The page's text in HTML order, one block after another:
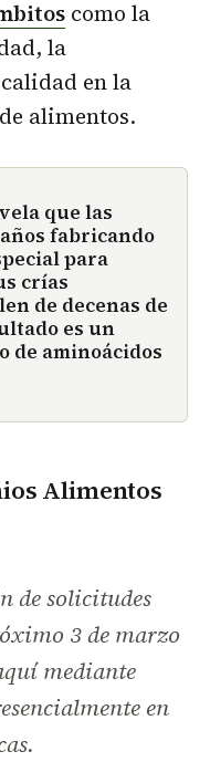
como la
la
en la
alimentos.
que las
fabricando
para
crías
de decenas de
es un
de aminoácidos
Alimentos
de solicitudes
3 de marzo
mediante
en